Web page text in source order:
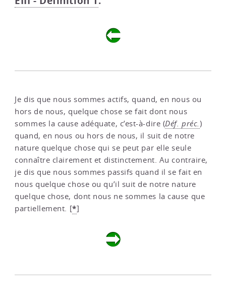
Je dis que nous sommes actifs, quand, en nous ou
hors de nous, quelque chose se fait dont nous
sommes la cause adéquate, c’est-à-dire (Déf. préc.)
quand, en nous ou hors de nous, il suit de notre
nature quelque chose qui se peut par elle seule
connaître clairement et distinctement. Au contraire,
je dis que nous sommes passifs quand il se fait en
nous quelque chose ou qu’il suit de notre nature
quelque chose, dont nous ne sommes la cause que
partiellement. [*]